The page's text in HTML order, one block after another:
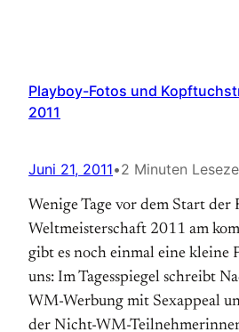
Playboy-Fotos und
2011
Juni 21, 2011•2 Minuten
Wenige Tage vor dem Start der
Weltmeisterschaft 2011 am
gibt es noch einmal eine kleine
uns: Im Tagesspiegel schreibt
WM-Werbung mit Sexappeal
der Nicht-WM-